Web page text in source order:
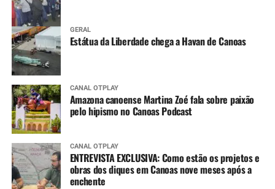
GERAL
Estátua da Liberdade chega a Havan de Canoas
CANAL OTPLAY
Amazona canoense Martina Zoé fala sobre paixão
pelo hipismo no Canoas Podcast
CANAL OTPLAY
ENTREVISTA EXCLUSIVA: Como estão os projetos e
obras dos diques em Canoas nove meses após a
enchente